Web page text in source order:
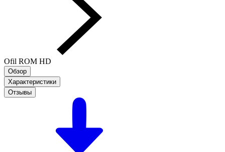
Ofil ROM HD
Обзор
Характеристики
Отзывы